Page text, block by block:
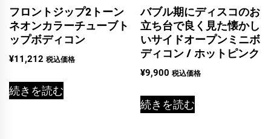
フロントジップ2トーン
ネオンカラーチューブト
ップボディコン
¥11,212 税込価格
続きを読む
バブル期にディスコのお
立ち台で良く見た懐かし
いサイドオープンミニボ
ディコン / ホットピンク
¥9,900 税込価格
続きを読む